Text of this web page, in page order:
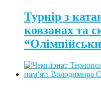
Турнір з
ковзанах та